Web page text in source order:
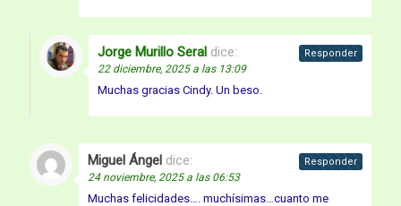
Jorge Murillo Seral dice:
22 diciembre, 2025 a las 13:09
Muchas gracias Cindy. Un beso.
Responder
Miguel Ángel dice:
24 noviembre, 2025 a las 06:53
Muchas felicidades…. muchísimas…cuanto me
Responder